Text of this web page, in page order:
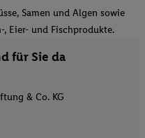
Samen und Algen sowie
Eier- und Fischprodukte.
für Sie da
& Co. KG